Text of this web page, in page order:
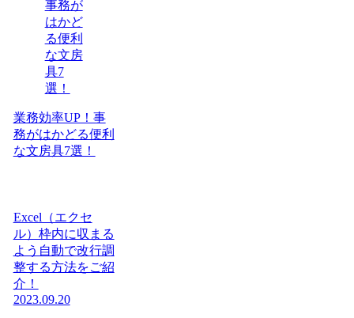
業務効率UP！事
務がはかどる便利
な文房具7選！
Excel（エクセ
ル）枠内に収まる
よう自動で改行調
整する方法をご紹
介！
2023.09.20